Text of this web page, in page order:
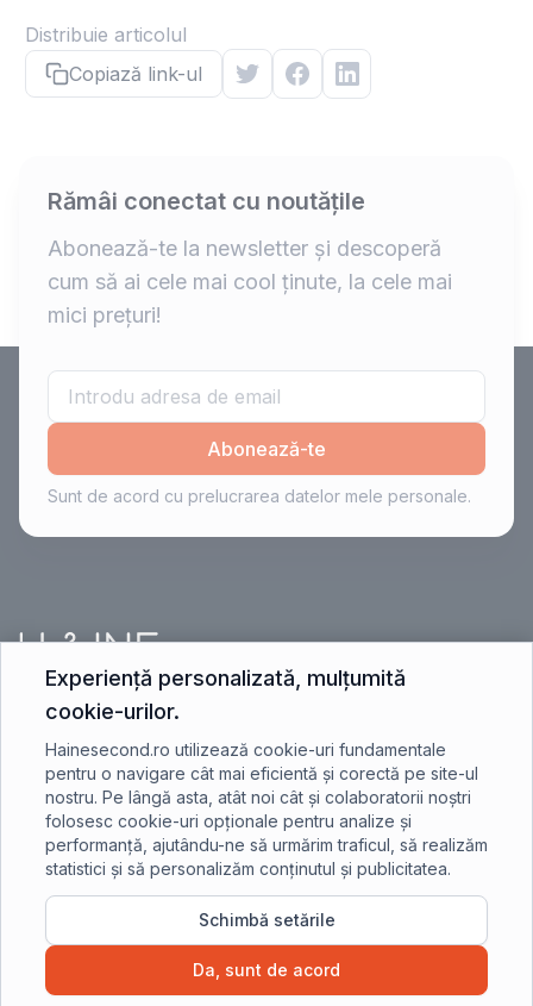
Distribuie articolul
Copiază link-ul
Rămâi conectat cu noutățile
Abonează-te la newsletter și descoperă
cum să ai cele mai cool ținute, la cele mai
mici prețuri!
Abonează-te
Sunt de acord cu prelucrarea datelor mele personale.
contact@hainesecond.ro
+40 750 401 891
©2023 Hainesecond.ro - Toate drepturile rezervate.
Experiență personalizată, mulțumită
cookie-urilor.
Hainesecond.ro utilizează cookie-uri fundamentale
pentru o navigare cât mai eficientă și corectă pe site-ul
nostru. Pe lângă asta, atât noi cât și colaboratorii noștri
folosesc cookie-uri opționale pentru analize și
performanță, ajutându-ne să urmărim traficul, să realizăm
statistici și să personalizăm conținutul și publicitatea.
Schimbă setările
Da, sunt de acord